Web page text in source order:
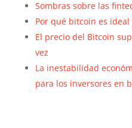
Sombras sobre las
Por qué bitcoin es
El precio del Bitcoin
vez
La inestabilidad
para los inversores en